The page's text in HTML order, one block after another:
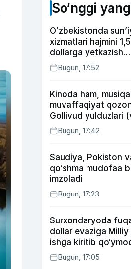
So‘nggi
Oʻzbekistonda
xizmatlari hajmini
dollarga yetkazish
rejalashtirilmoqda
Bugun, 17:52
Kinoda ham,
muvaffaqiyat
Gollivud yulduzlari
Bugun, 17:42
Saudiya, Pokiston
qo‘shma mudofaa
imzoladi
Bugun, 17:23
Surxondaryoda
dollar evaziga
ishga kiritib
shaxs ushlandi
Bugun, 17:05